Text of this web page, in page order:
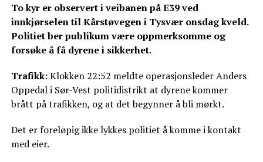
To kyr er observert i veibanen på E39 ved
innkjørselen til Kårstøvegen i Tysvær onsdag kveld.
Politiet ber publikum være oppmerksomme og
forsøke å få dyrene i sikkerhet.
Trafikk:Klokken 22:52 meldte operasjonsleder Anders
Oppedal i Sør-Vest politidistrikt at dyrene kommer
brått på trafikken, og at det begynner å bli mørkt.
Det er foreløpig ikke lykkes politiet å komme i kontakt
med eier.